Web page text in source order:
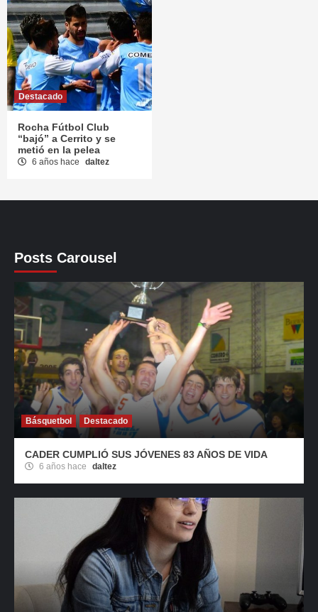
Destacado
Rocha Fútbol Club
“bajó” a Cerrito y se
metió en la pelea
6 años hace daltez
Posts Carousel
Básquetbol Destacado
CADER CUMPLIÓ SUS JÓVENES 83 AÑOS DE VIDA
6 años hace daltez